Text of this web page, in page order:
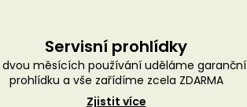
Servisní prohlídky
dvou měsících používání uděláme garanční
prohlídku a vše zařídíme zcela ZDARMA
Zjistit více